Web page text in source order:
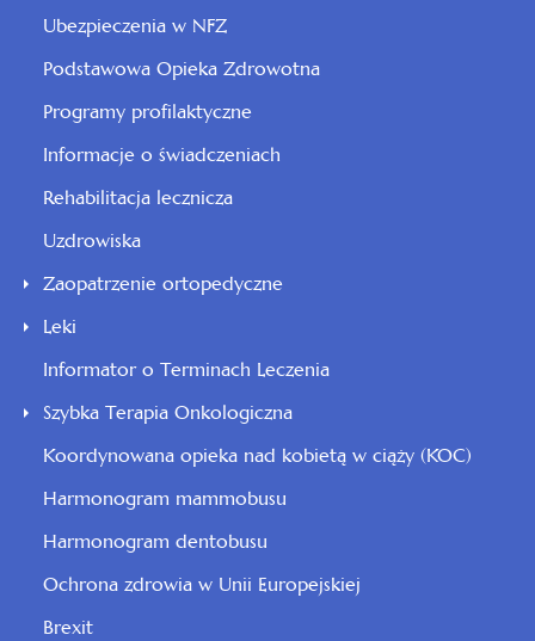
Ubezpieczenia w NFZ
Podstawowa Opieka Zdrowotna
Programy profilaktyczne
Informacje o świadczeniach
Rehabilitacja lecznicza
Uzdrowiska
Zaopatrzenie ortopedyczne
Leki
Informator o Terminach Leczenia
Szybka Terapia Onkologiczna
Koordynowana opieka nad kobietą w ciąży (KOC)
Harmonogram mammobusu
Harmonogram dentobusu
Ochrona zdrowia w Unii Europejskiej
Brexit